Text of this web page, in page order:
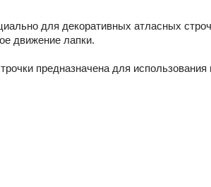
для декоративных атласных
движение лапки.
предназначена для